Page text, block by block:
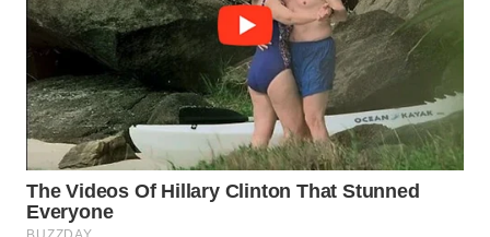
WN
MADURA
WN
SURABAYA
WN
NATUNA